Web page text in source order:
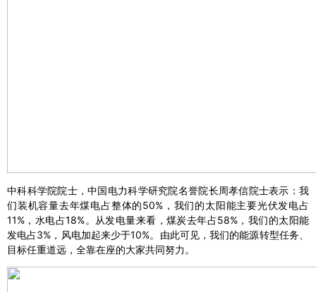
中科科学院院士，中国电力科学研究院名誉院长周孝信院士表示：我
们装机容量去年煤电占整体的50%，我们的太阳能主要光伏发电占
11%，水电占18%。从发电量来看，煤炭去年占58%，我们的太阳能
发电占3%，风电加起来少于10%。由此可见，我们的能源转型任务、
目标任重道远，全靠在座的大家共同努力。